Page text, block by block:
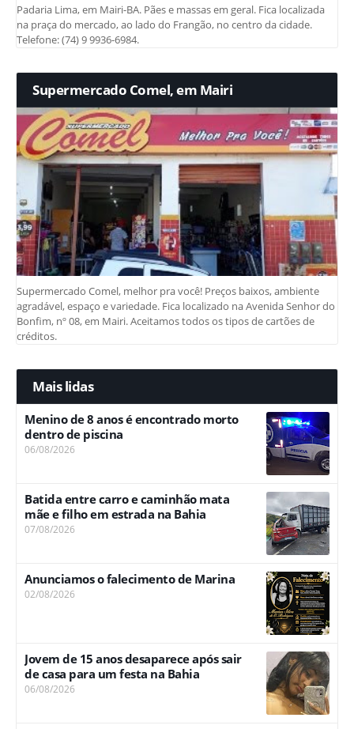
Padaria Lima, em Mairi-BA. Pães e massas em geral. Fica localizada
na praça do mercado, ao lado do Frangão, no centro da cidade.
Telefone: (74) 9 9936-6984.
Supermercado Comel, em Mairi
Supermercado Comel, melhor pra você! Preços baixos, ambiente
agradável, espaço e variedade. Fica localizado na Avenida Senhor do
Bonfim, nº 08, em Mairi. Aceitamos todos os tipos de cartões de
créditos.
Mais lidas
Menino de 8 anos é encontrado morto
dentro de piscina
06/08/2026
Batida entre carro e caminhão mata
mãe e filho em estrada na Bahia
07/08/2026
Anunciamos o falecimento de Marina
02/08/2026
Jovem de 15 anos desaparece após sair
de casa para um festa na Bahia
06/08/2026